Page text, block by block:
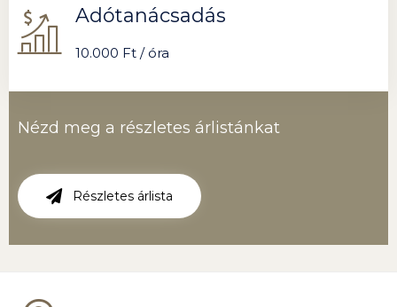
Adótanácsadás
10.000 Ft / óra
Nézd meg a részletes árlistánkat
Részletes árlista